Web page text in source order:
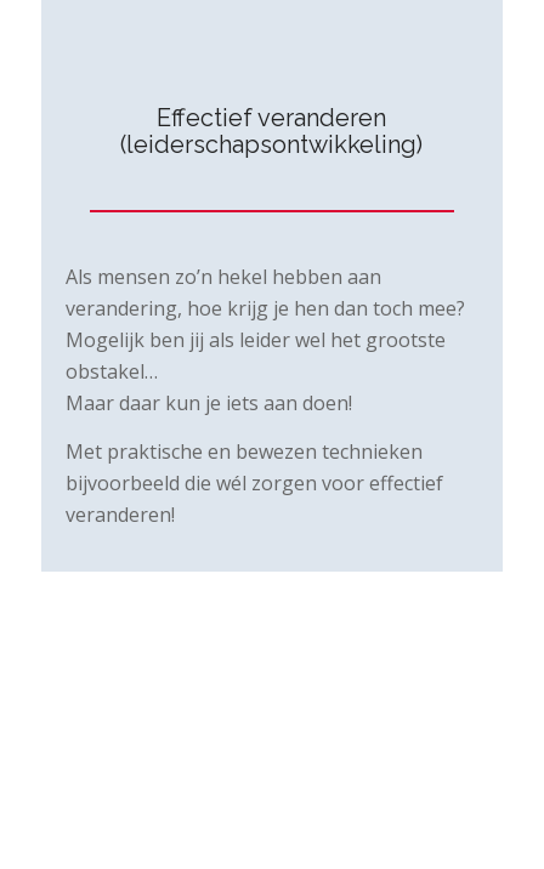
Effectief veranderen
(leiderschapsontwikkeling)
Als mensen zo’n hekel hebben aan
verandering, hoe krijg je hen dan toch mee?
Mogelijk ben jij als leider wel het grootste
obstakel…
Maar daar kun je iets aan doen!
Met praktische en bewezen technieken
bijvoorbeeld die wél zorgen voor effectief
veranderen!